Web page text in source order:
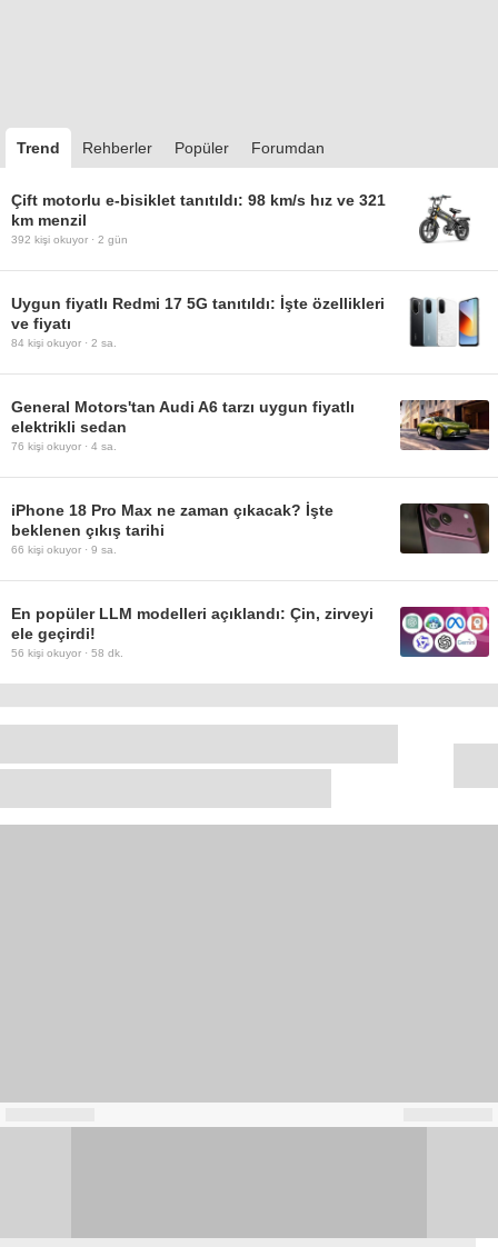
Trend Rehberler Popüler Forumdan
Çift motorlu e-bisiklet tanıtıldı: 98 km/s hız ve 321
km menzil
392 kişi okuyor · 2 gün
Uygun fiyatlı Redmi 17 5G tanıtıldı: İşte özellikleri
ve fiyatı
84 kişi okuyor · 2 sa.
General Motors'tan Audi A6 tarzı uygun fiyatlı
elektrikli sedan
76 kişi okuyor · 4 sa.
iPhone 18 Pro Max ne zaman çıkacak? İşte
beklenen çıkış tarihi
66 kişi okuyor · 9 sa.
En popüler LLM modelleri açıklandı: Çin, zirveyi
ele geçirdi!
56 kişi okuyor · 58 dk.